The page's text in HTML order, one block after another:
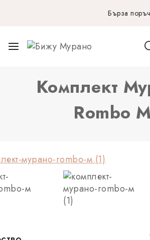
Бърза
Комплект
Rombo М